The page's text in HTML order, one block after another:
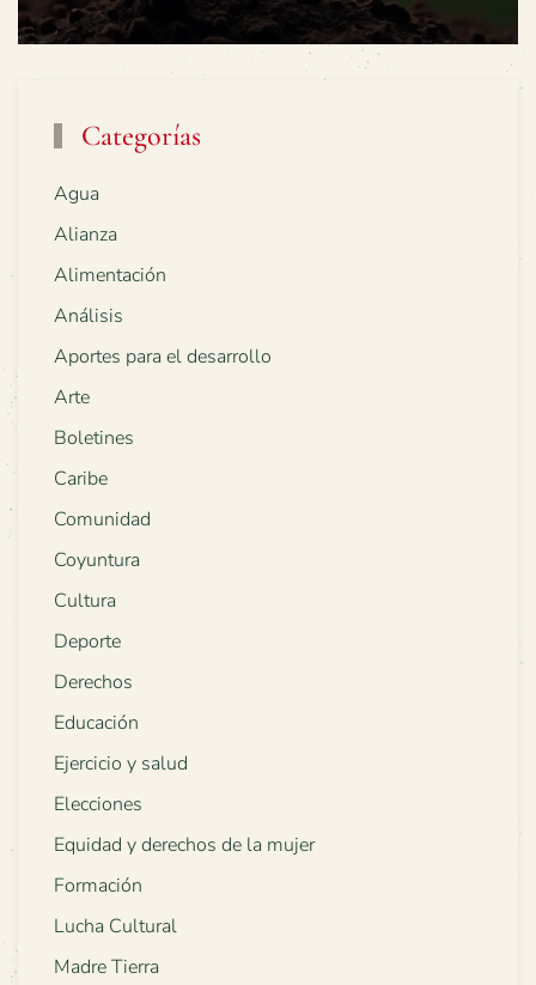
Categorías
Agua
Alianza
Alimentación
Análisis
Aportes para el desarrollo
Arte
Boletines
Caribe
Comunidad
Coyuntura
Cultura
Deporte
Derechos
Educación
Ejercicio y salud
Elecciones
Equidad y derechos de la mujer
Formación
Lucha Cultural
Madre Tierra